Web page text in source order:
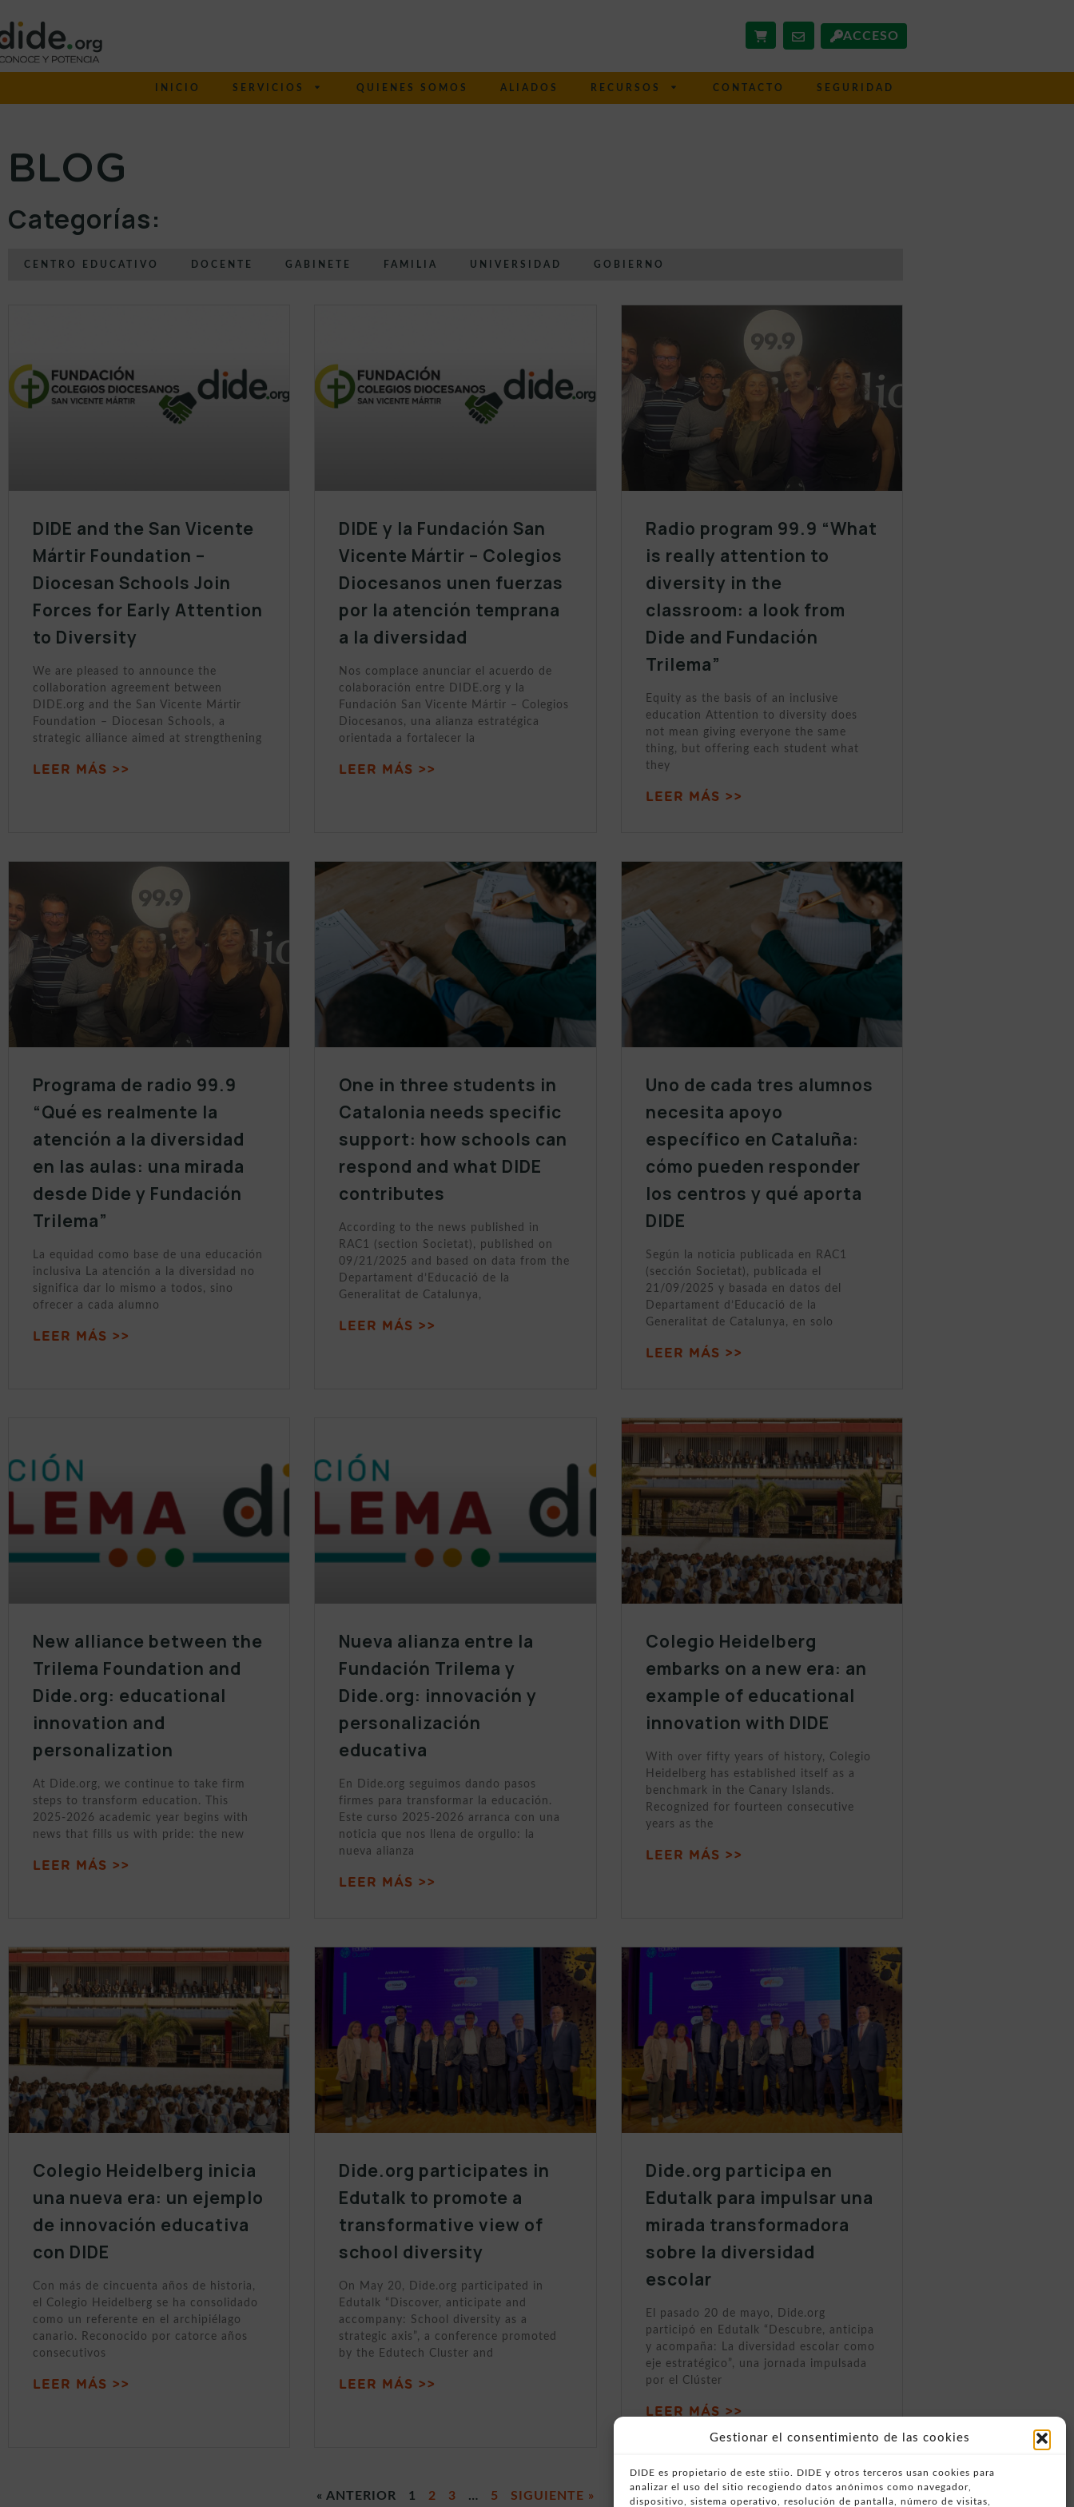
Gestionar el consentimiento de las cookies
DIDE es propietario de este stiio. DIDE y otros terceros usan cookies para
analizar el uso del sitio recogiendo datos anónimos como navegador,
dispositivo, sistema operativo, resolución de pantalla, número de visitas,
ACCESO
INICIO SERVICIOS QUIENES SOMOS ALIADOS RECURSOS CONTACTO SEGURIDAD
BLOG
Categorías:
CENTRO EDUCATIVO DOCENTE GABINETE FAMILIA UNIVERSIDAD GOBIERNO
DIDE and the San Vicente
Mártir Foundation –
Diocesan Schools Join
Forces for Early Attention
to Diversity
We are pleased to announce the
collaboration agreement between
DIDE.org and the San Vicente Mártir
Foundation – Diocesan Schools, a
strategic alliance aimed at strengthening
LEER MÁS >>
DIDE y la Fundación San
Vicente Mártir – Colegios
Diocesanos unen fuerzas
por la atención temprana
a la diversidad
Nos complace anunciar el acuerdo de
colaboración entre DIDE.org y la
Fundación San Vicente Mártir – Colegios
Diocesanos, una alianza estratégica
orientada a fortalecer la
LEER MÁS >>
Radio program 99.9 “What
is really attention to
diversity in the
classroom: a look from
Dide and Fundación
Trilema”
Equity as the basis of an inclusive
education Attention to diversity does
not mean giving everyone the same
thing, but offering each student what
they
LEER MÁS >>
Programa de radio 99.9
“Qué es realmente la
atención a la diversidad
en las aulas: una mirada
desde Dide y Fundación
Trilema”
La equidad como base de una educación
inclusiva La atención a la diversidad no
significa dar lo mismo a todos, sino
ofrecer a cada alumno
LEER MÁS >>
One in three students in
Catalonia needs specific
support: how schools can
respond and what DIDE
contributes
According to the news published in
RAC1 (section Societat), published on
09/21/2025 and based on data from the
Departament d’Educació de la
Generalitat de Catalunya,
LEER MÁS >>
Uno de cada tres alumnos
necesita apoyo
específico en Cataluña:
cómo pueden responder
los centros y qué aporta
DIDE
Según la noticia publicada en RAC1
(sección Societat), publicada el
21/09/2025 y basada en datos del
Departament d’Educació de la
Generalitat de Catalunya, en solo
LEER MÁS >>
New alliance between the
Trilema Foundation and
Dide.org: educational
innovation and
personalization
At Dide.org, we continue to take firm
steps to transform education. This
2025-2026 academic year begins with
news that fills us with pride: the new
LEER MÁS >>
Nueva alianza entre la
Fundación Trilema y
Dide.org: innovación y
personalización
educativa
En Dide.org seguimos dando pasos
firmes para transformar la educación.
Este curso 2025-2026 arranca con una
noticia que nos llena de orgullo: la
nueva alianza
LEER MÁS >>
Colegio Heidelberg
embarks on a new era: an
example of educational
innovation with DIDE
With over fifty years of history, Colegio
Heidelberg has established itself as a
benchmark in the Canary Islands.
Recognized for fourteen consecutive
years as the
LEER MÁS >>
Colegio Heidelberg inicia
una nueva era: un ejemplo
de innovación educativa
con DIDE
Con más de cincuenta años de historia,
el Colegio Heidelberg se ha consolidado
como un referente en el archipiélago
canario. Reconocido por catorce años
consecutivos
LEER MÁS >>
Dide.org participates in
Edutalk to promote a
transformative view of
school diversity
On May 20, Dide.org participated in
Edutalk “Discover, anticipate and
accompany: School diversity as a
strategic axis”, a conference promoted
by the Edutech Cluster and
LEER MÁS >>
Dide.org participa en
Edutalk para impulsar una
mirada transformadora
sobre la diversidad
escolar
El pasado 20 de mayo, Dide.org
participó en Edutalk “Descubre, anticipa
y acompaña: La diversidad escolar como
eje estratégico”, una jornada impulsada
por el Clúster
LEER MÁS >>
« ANTERIOR 1 2 3 … 5 SIGUIENTE »